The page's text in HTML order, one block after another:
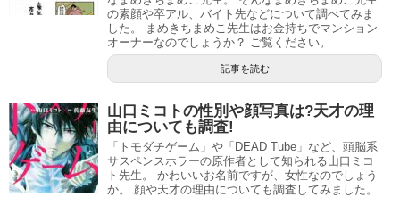
の素顔や卒アル、バイト先などについて調べてみま
した。 まめきちまめこ先生はお金持ちでマンション
オーナーなのでしょうか？ ご覧ください。
記事を読む
山口ミコトの性別や顔写真は?天才の理
由についても調査!
「トモダチゲーム」や「DEAD Tube」など、頭脳系
サスペンスホラーの原作者として知られる山口ミコ
ト先生。 かわいいお名前ですが、女性なのでしょう
か。 顔や天才の理由についても調査してみました。